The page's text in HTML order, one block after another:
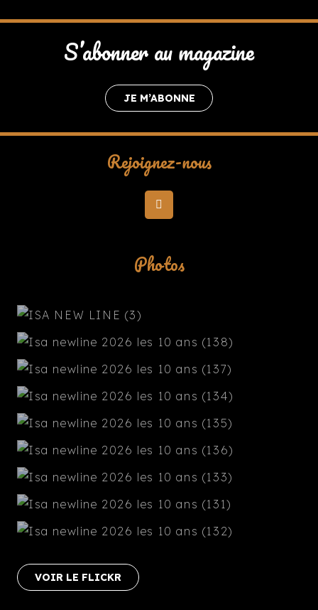
S’abonner au magazine
JE M’ABONNE
Rejoignez-nous
Photos
VOIR LE FLICKR